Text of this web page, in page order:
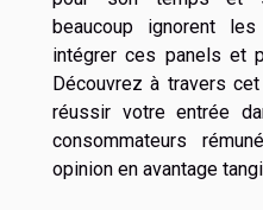
beaucoup ignorent
intégrer ces panels et
Découvrez à travers
réussir votre entrée
consommateurs
opinion en avantage